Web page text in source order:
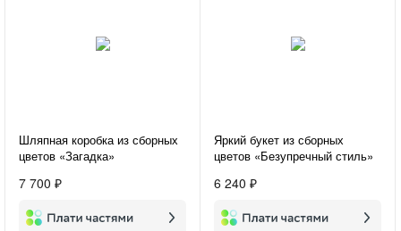
Шляпная коробка из сборных
цветов «Загадка»
7 700 ₽
Яркий букет из сборных
цветов «Безупречный стиль»
6 240 ₽